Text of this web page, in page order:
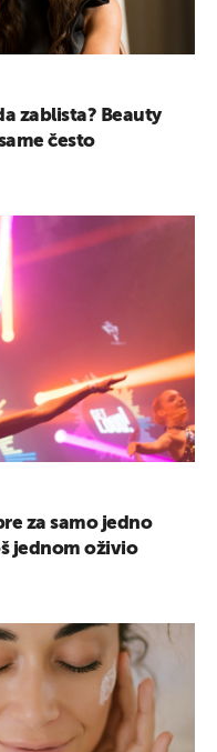
zablista? Beauty
često
za samo jedno
jednom oživio